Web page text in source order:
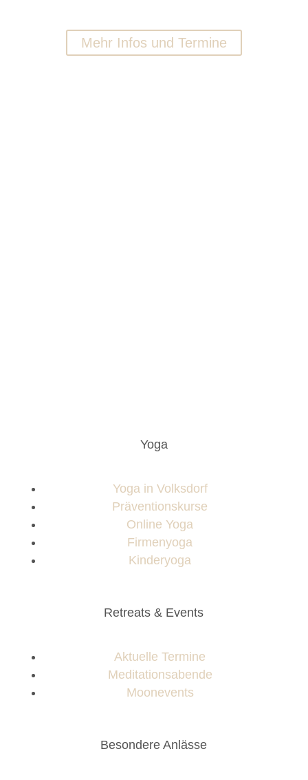
Mehr Infos und Termine
Yoga
Yoga in Volksdorf
Präventionskurse
Online Yoga
Firmenyoga
Kinderyoga
Retreats & Events
Aktuelle Termine
Meditationsabende
Moonevents
Besondere Anlässe